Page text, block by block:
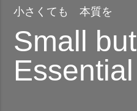
小さくても 本質を
Small but
Essential